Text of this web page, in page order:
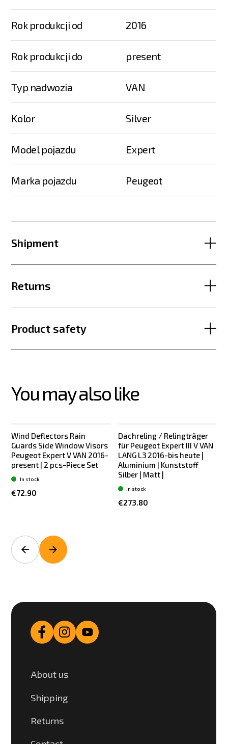
Rok produkcji od 2016
Rok produkcji do present
Typ nadwozia VAN
Kolor Silver
Model pojazdu Expert
Marka pojazdu Peugeot
Shipment
Returns
Product safety
You may also like
Wind Deflectors Rain
Guards Side Window Visors
Peugeot Expert V VAN 2016-
present | 2 pcs-Piece Set
€72.90
In stock
Dachreling / Relingträger
für Peugeot Expert III V VAN
LANG L3 2016-bis heute |
Aluminium | Kunststoff
Silber | Matt |
€273.80
In stock
About us
Shipping
Returns